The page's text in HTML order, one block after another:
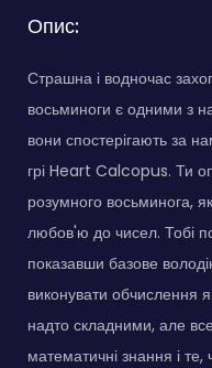
Опис:
Страшна і водночас
восьминоги є одними з
вони спостерігають за
грі Heart Calcopus. Ти
розумного восьминога,
любов'ю до чисел. Тобі
показавши базове
виконувати обчислення
надто складними, але
математичні знання і